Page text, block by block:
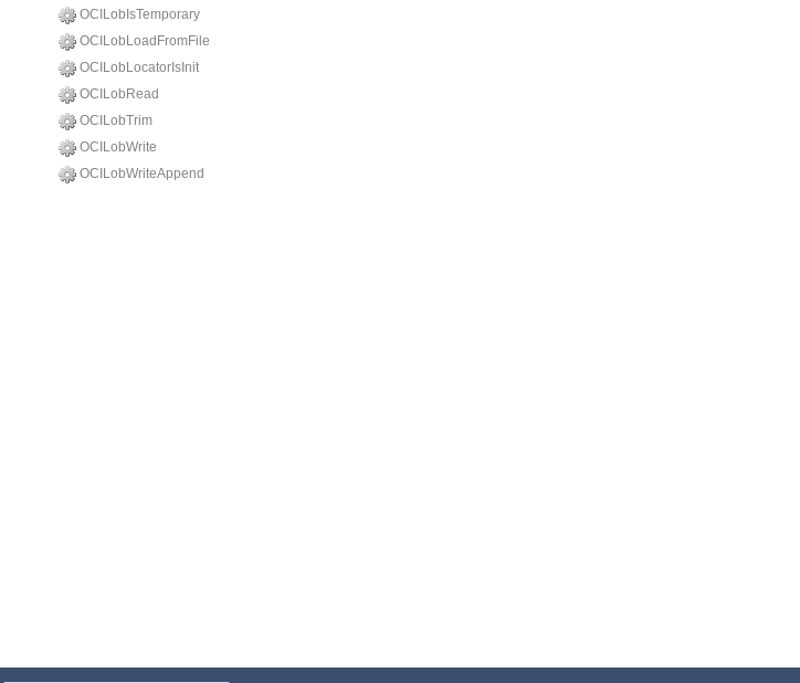
OCILobIsTemporary
OCILobLoadFromFile
OCILobLocatorIsInit
OCILobRead
OCILobTrim
OCILobWrite
OCILobWriteAppend